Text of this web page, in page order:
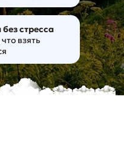
стресса
взять